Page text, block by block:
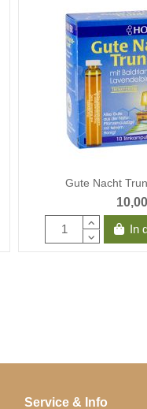
Gute Nacht
In
Service & Info